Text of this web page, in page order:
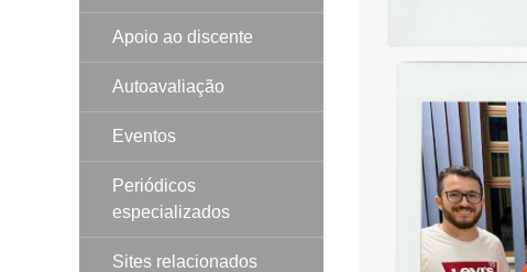
Apoio ao discente
Autoavaliação
Eventos
Periódicos
especializados
Sites relacionados